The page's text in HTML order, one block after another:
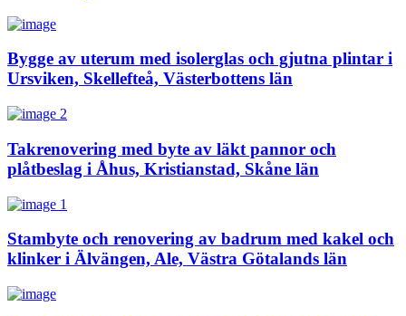
Bygge av uterum med isolerglas och gjutna plintar i
Ursviken, Skellefteå, Västerbottens län
Takrenovering med byte av läkt pannor och
plåtbeslag i Åhus, Kristianstad, Skåne län
Stambyte och renovering av badrum med kakel och
klinker i Älvängen, Ale, Västra Götalands län